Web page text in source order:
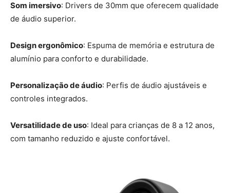
Som imersivo: Drivers de 30mm que oferecem qualidade
de áudio superior.
Design ergonômico: Espuma de memória e estrutura de
alumínio para conforto e durabilidade.
Personalização de áudio: Perfis de áudio ajustáveis e
controles integrados.
Versatilidade de uso: Ideal para crianças de 8 a 12 anos,
com tamanho reduzido e ajuste confortável.